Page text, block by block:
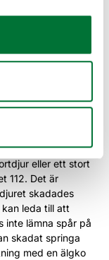
man alltid vara
trängt.
att försöka flytta
dess storlek.
eller ett stort
112. Det är
skadades
leda till att
inte lämna spår på
skadat springa
med en älgko